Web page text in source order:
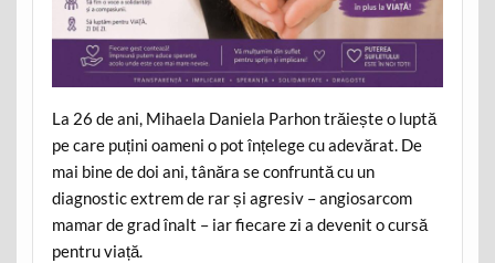
La 26 de ani, Mihaela Daniela Parhon trăiește o luptă
pe care puțini oameni o pot înțelege cu adevărat. De
mai bine de doi ani, tânăra se confruntă cu un
diagnostic extrem de rar și agresiv – angiosarcom
mamar de grad înalt – iar fiecare zi a devenit o cursă
pentru viață.